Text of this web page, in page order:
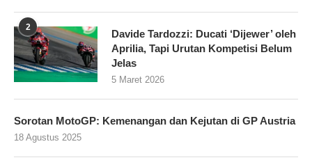
2
Davide Tardozzi: Ducati ‘Dijewer’ oleh
Aprilia, Tapi Urutan Kompetisi Belum
Jelas
5 Maret 2026
Sorotan MotoGP: Kemenangan dan Kejutan di GP Austria
18 Agustus 2025